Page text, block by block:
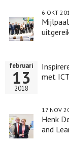
6 OKT
met ICT
februari
13
2018
Henk
and
17 NOV